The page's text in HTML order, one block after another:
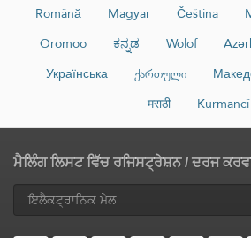
Română
Magyar Čeština
Oromoo
ಕನ್ನಡ Wolof
Українська
ქართული
मराठी
Kurmancî
ਮੈਲਿੰਗ ਲਿਸਟ ਵਿੱਚ ਰਜਿਸਟ੍ਰੇਸ਼ਨ / ਦਰਜ